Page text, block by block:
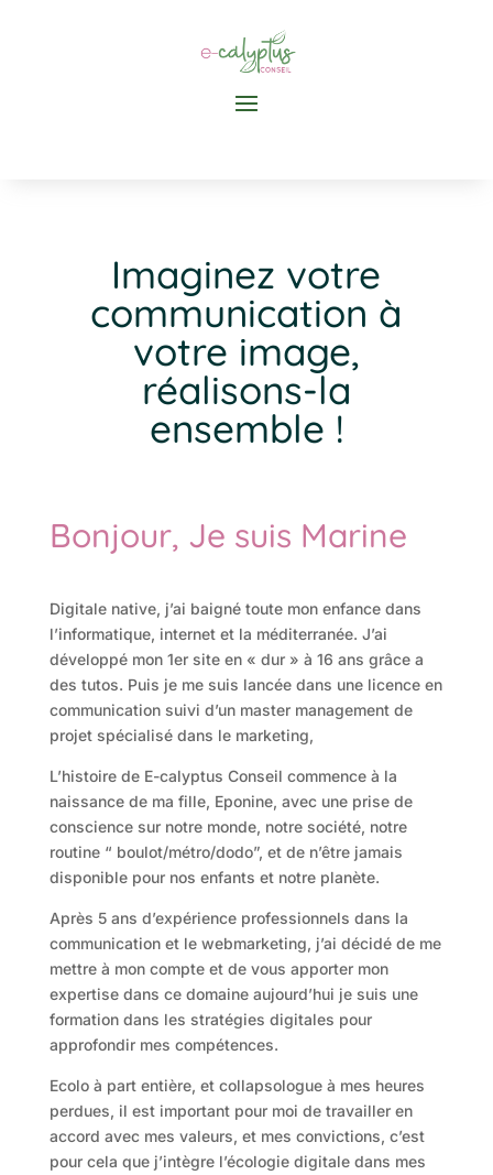
Imaginez votre
communication à
votre image,
réalisons-la
ensemble !
Bonjour, Je suis Marine
Digitale native, j’ai baigné toute mon enfance dans
l’informatique, internet et la méditerranée. J’ai
développé mon 1er site en « dur » à 16 ans grâce a
des tutos. Puis je me suis lancée dans une licence en
communication suivi d’un master management de
projet spécialisé dans le marketing,
L’histoire de E-calyptus Conseil commence à la
naissance de ma fille, Eponine, avec une prise de
conscience sur notre monde, notre société, notre
routine “ boulot/métro/dodo”, et de n’être jamais
disponible pour nos enfants et notre planète.
Après 5 ans d’expérience professionnels dans la
communication et le webmarketing, j’ai décidé de me
mettre à mon compte et de vous apporter mon
expertise dans ce domaine aujourd’hui je suis une
formation dans les stratégies digitales pour
approfondir mes compétences.
Ecolo à part entière, et collapsologue à mes heures
perdues, il est important pour moi de travailler en
accord avec mes valeurs, et mes convictions, c’est
pour cela que j’intègre l’écologie digitale dans mes